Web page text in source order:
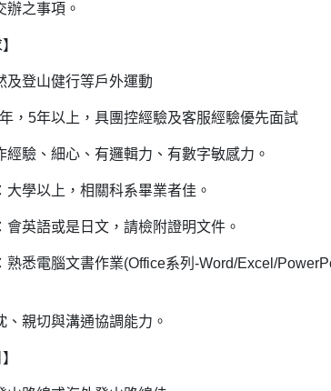
辦之事項。
及登山健行等戶外運動
，5年以上，具團控經驗及客服經驗優先面試
經驗、細心、有邏輯力、有數字敏感力。
大學以上，相關科系畢業者佳。
會英語或是日文，請檢附證明文件。
熟悉電腦文書作業(Office系列-Word/Excel/
、親切與溝通協調能力。